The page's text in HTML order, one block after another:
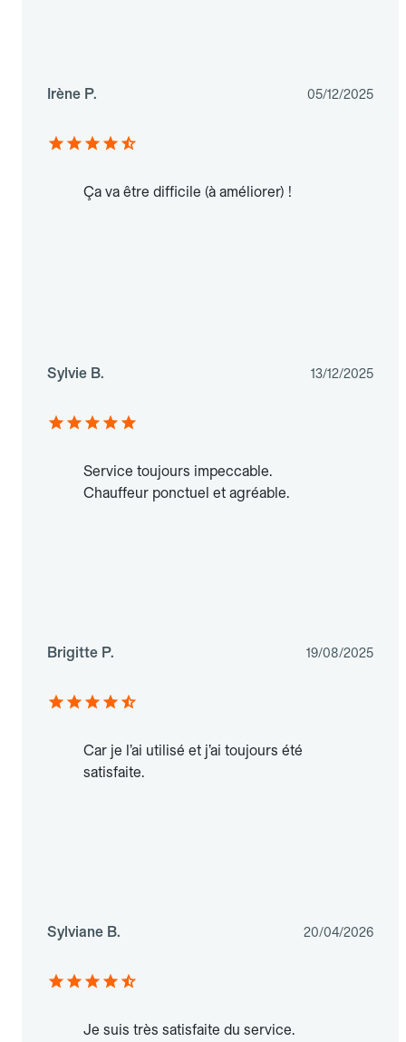
Irène P. 05/12/2025
Ça va être difficile (à améliorer) !
Sylvie B. 13/12/2025
Service toujours impeccable.
Chauffeur ponctuel et agréable.
Brigitte P. 19/08/2025
Car je l’ai utilisé et j’ai toujours été
satisfaite.
Sylviane B. 20/04/2026
Je suis très satisfaite du service.